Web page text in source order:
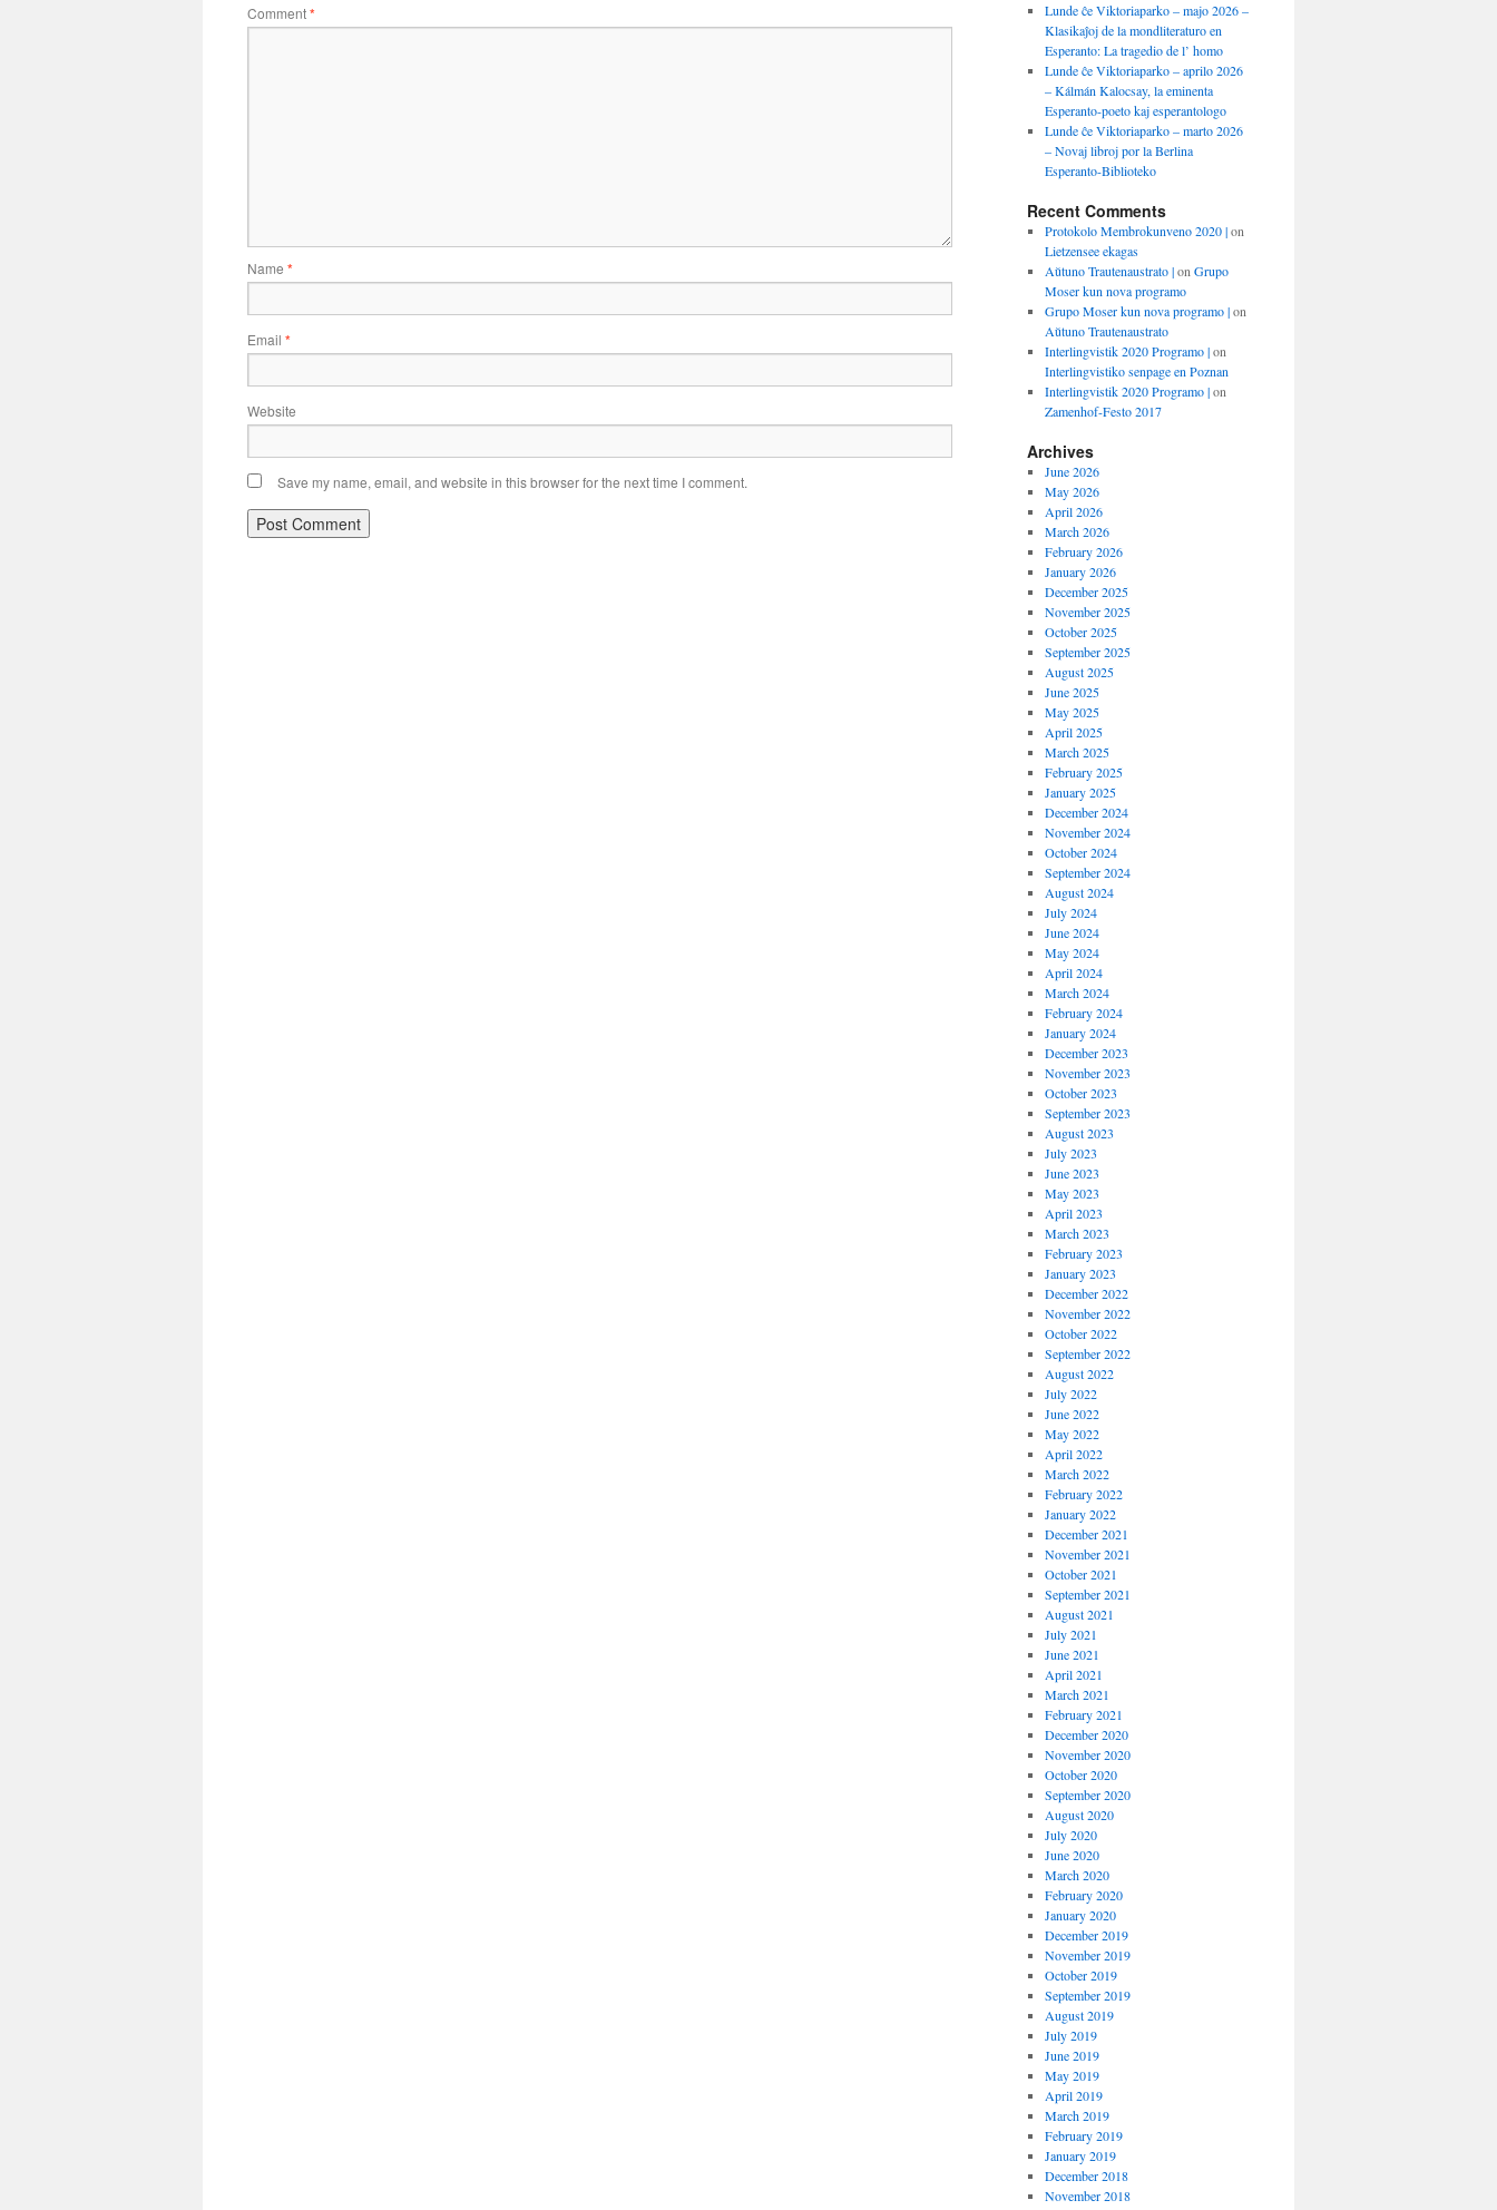
Comment*
Name *
Email *
Website
Save my name, email, and website in this browser for the next time I comment.
Lunde ĉe Viktoriaparko – majo 2026 –
Klasikaĵoj de la mondliteraturo en
Esperanto: La tragedio de l’ homo
Lunde ĉe Viktoriaparko – aprilo 2026
– Kálmán Kalocsay, la eminenta
Esperanto-poeto kaj esperantologo
Lunde ĉe Viktoriaparko – marto 2026
– Novaj libroj por la Berlina
Esperanto-Biblioteko
Recent Comments
Protokolo Membrokunveno 2020 |on
Lietzensee ekagas
Aŭtuno Trautenaustrato |on Grupo
Moser kun nova programo
Grupo Moser kun nova programo |on
Aŭtuno Trautenaustrato
Interlingvistik 2020 Programo |on
Interlingvistiko senpage en Poznan
Interlingvistik 2020 Programo |on
Zamenhof-Festo 2017
Archives
June 2026
May 2026
April 2026
March 2026
February 2026
January 2026
December 2025
November 2025
October 2025
September 2025
August 2025
June 2025
May 2025
April 2025
March 2025
February 2025
January 2025
December 2024
November 2024
October 2024
September 2024
August 2024
July 2024
June 2024
May 2024
April 2024
March 2024
February 2024
January 2024
December 2023
November 2023
October 2023
September 2023
August 2023
July 2023
June 2023
May 2023
April 2023
March 2023
February 2023
January 2023
December 2022
November 2022
October 2022
September 2022
August 2022
July 2022
June 2022
May 2022
April 2022
March 2022
February 2022
January 2022
December 2021
November 2021
October 2021
September 2021
August 2021
July 2021
June 2021
April 2021
March 2021
February 2021
December 2020
November 2020
October 2020
September 2020
August 2020
July 2020
June 2020
March 2020
February 2020
January 2020
December 2019
November 2019
October 2019
September 2019
August 2019
July 2019
June 2019
May 2019
April 2019
March 2019
February 2019
January 2019
December 2018
November 2018